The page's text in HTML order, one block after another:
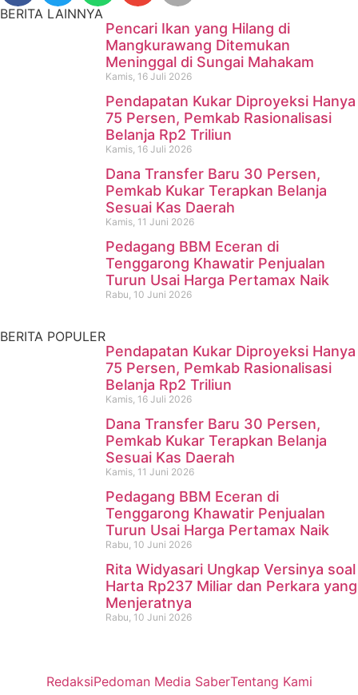
BERITA LAINNYA
Pencari Ikan yang Hilang di
Mangkurawang Ditemukan
Meninggal di Sungai Mahakam
Kamis, 16 Juli 2026
Pendapatan Kukar Diproyeksi Hanya
75 Persen, Pemkab Rasionalisasi
Belanja Rp2 Triliun
Kamis, 16 Juli 2026
Dana Transfer Baru 30 Persen,
Pemkab Kukar Terapkan Belanja
Sesuai Kas Daerah
Kamis, 11 Juni 2026
Pedagang BBM Eceran di
Tenggarong Khawatir Penjualan
Turun Usai Harga Pertamax Naik
Rabu, 10 Juni 2026
Pencari Ikan yang Hilang di
Mangkurawang Ditemukan
Meninggal di Sungai
Mahakam
BERITA POPULER
Pendapatan Kukar Diproyeksi Hanya
75 Persen, Pemkab Rasionalisasi
Belanja Rp2 Triliun
Kamis, 16 Juli 2026
Dana Transfer Baru 30 Persen,
Pemkab Kukar Terapkan Belanja
Sesuai Kas Daerah
Kamis, 11 Juni 2026
Pedagang BBM Eceran di
Tenggarong Khawatir Penjualan
Turun Usai Harga Pertamax Naik
Rabu, 10 Juni 2026
Rita Widyasari Ungkap Versinya soal
Harta Rp237 Miliar dan Perkara yang
Menjeratnya
Rabu, 10 Juni 2026
RedaksiPedoman Media SaberTentang Kami